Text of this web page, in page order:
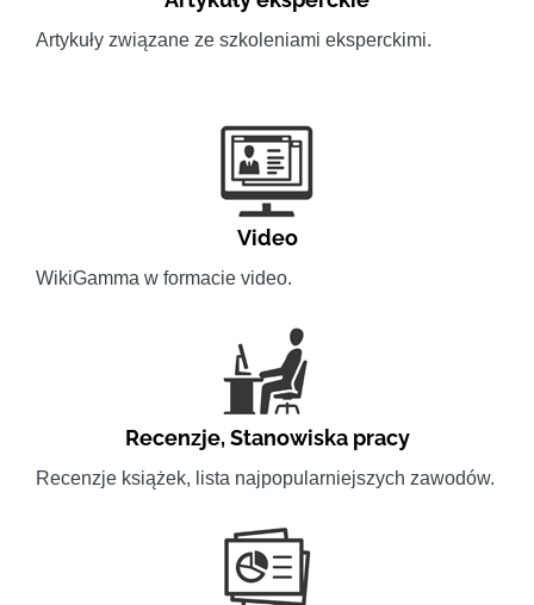
Artykuły związane ze szkoleniami eksperckimi.
Video
WikiGamma w formacie video.
Recenzje,Stanowiska pracy
Recenzje książek, lista najpopularniejszych zawodów.